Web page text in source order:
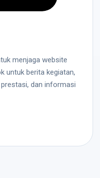
menjaga website
untuk berita kegiatan,
dan informasi